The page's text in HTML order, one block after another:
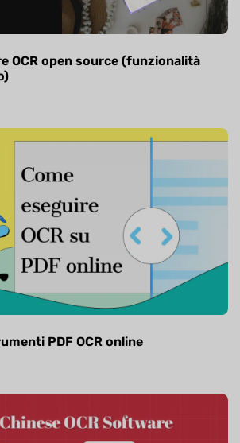
OCR open source (funzionalità
PDF OCR online